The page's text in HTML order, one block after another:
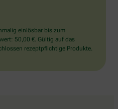
einlösbar bis zum
50,00 €. Gültig auf das
rezeptpflichtige Produkte.